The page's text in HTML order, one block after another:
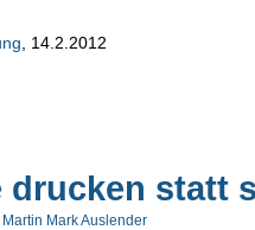
, 14.2.2012
drucken statt
Martin Mark Auslender